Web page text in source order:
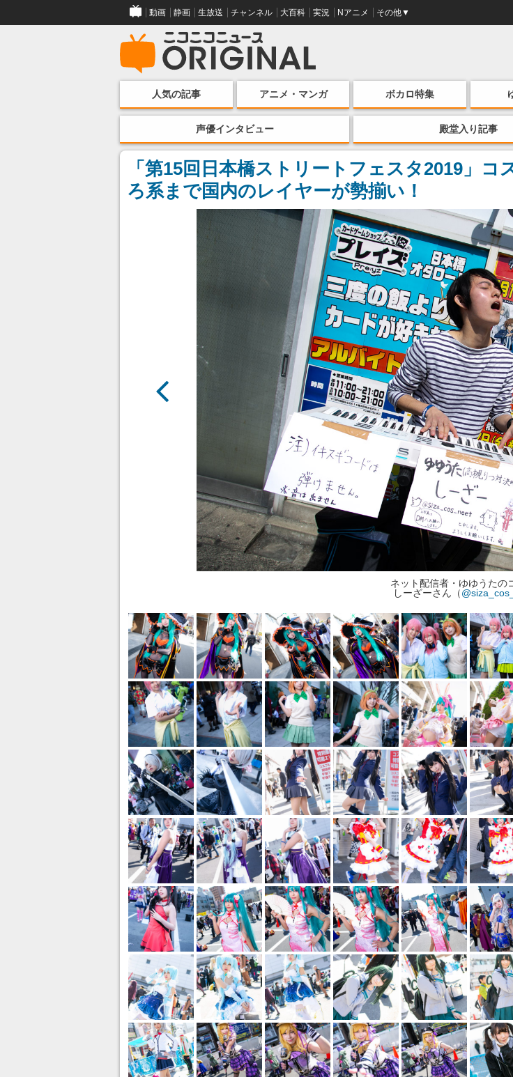
動画 静画 生放送 チャンネル 大百科 実況 Nアニメ その他▼
人気の記事 アニメ・マンガ ボカロ特集
声優インタビュー 殿堂入り記事
「第15回日本橋ストリートフェスタ2019」
ろ系まで国内のレイヤーが勢揃い！
ネット配信者・ゆゆうたの
しーざーさん（